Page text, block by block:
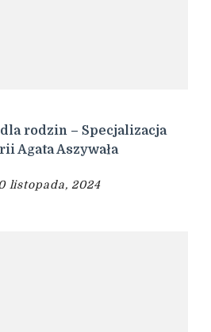
rodzin – Specjalizacja
Agata Aszywała
listopada, 2024